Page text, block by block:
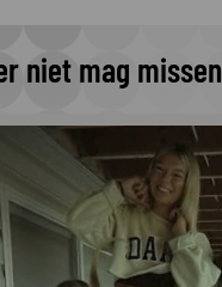
niet mag missen